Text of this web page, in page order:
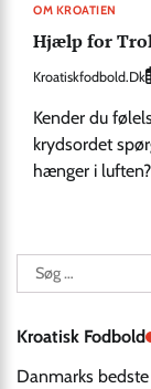
OM KROATIEN
Hjælp for
Kroatiskfodbold.dk
Kender du
krydsordet
hænger i
Søg
efter:
Kroatisk Fodbold
Danmarks